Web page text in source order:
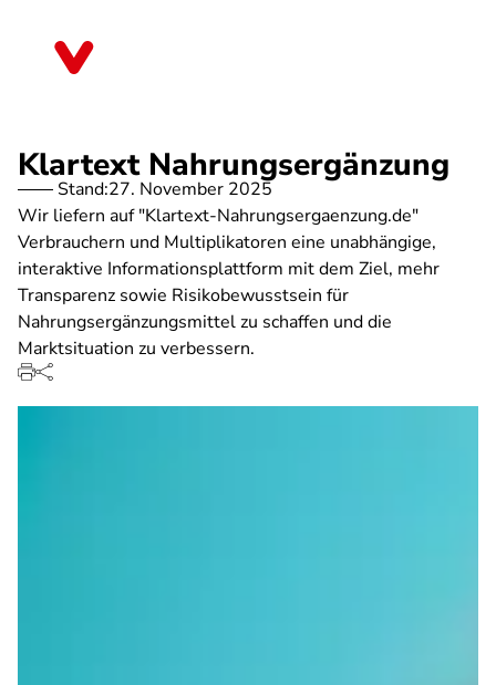
Klartext Nahrungsergänzung
Stand:27. November 2025
Wir liefern auf "Klartext-Nahrungsergaenzung.de"
Verbrauchern und Multiplikatoren eine unabhängige,
interaktive Informationsplattform mit dem Ziel, mehr
Transparenz sowie Risikobewusstsein für
Nahrungsergänzungsmittel zu schaffen und die
Marktsituation zu verbessern.